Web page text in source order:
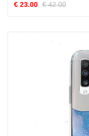
€ 23.00 € 42.00